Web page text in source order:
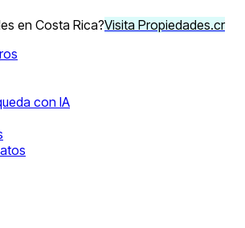
en Costa Rica?Visita Propiedades.cr
con IA